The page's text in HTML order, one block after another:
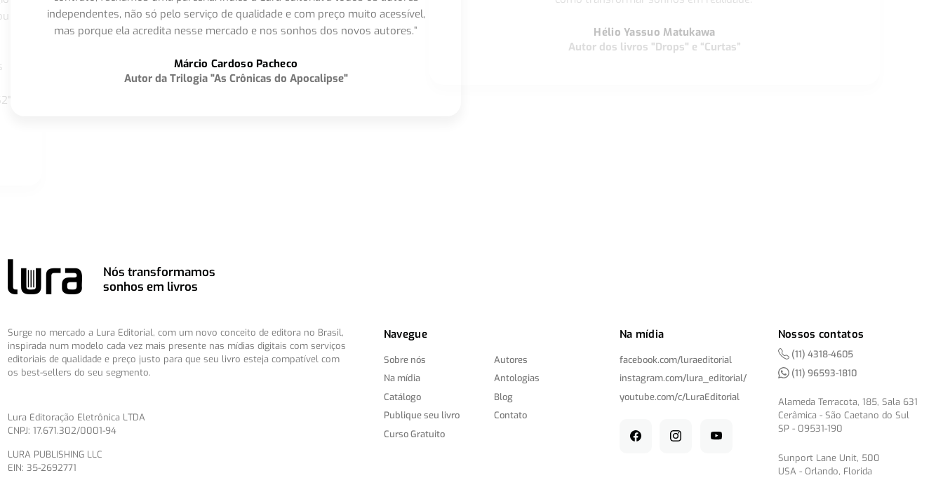
independentes, não só pelo serviço de qualidade e com preço muito acessível,
mas porque ela acredita nesse mercado e nos sonhos dos novos autores.”
Márcio Cardoso Pacheco
Autor da Trilogia "As Crônicas do Apocalipse"
Hélio Yassuo Matukawa
Autor dos livros "Drops" e “Curtas”
Nós transformamos
sonhos em livros
Surge no mercado a Lura Editorial, com um novo conceito de editora no Brasil,
inspirada num modelo cada vez mais presente nas mídias digitais com serviços
editoriais de qualidade e preço justo para que seu livro esteja compatível com
os best-sellers do seu segmento.
Lura Editoração Eletrônica LTDA
CNPJ: 17.671.302/0001-94
LURA PUBLISHING LLC
EIN: 35-2692771
Navegue
Sobre nós
Na mídia
Catálogo
Publique seu livro
Curso Gratuito
Autores
Antologias
Blog
Contato
Na mídia
facebook.com/luraeditorial
instagram.com/lura_editorial/
youtube.com/c/LuraEditorial
Nossos contatos
(11) 4318-4605
(11) 96593-1810
Alameda Terracota, 185, Sala 631
Cerâmica - São Caetano do Sul
SP - 09531-190
Sunport Lane Unit, 500
USA - Orlando, Florida